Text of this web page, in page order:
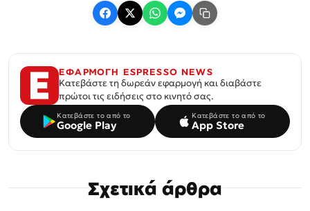
ΕΦΑΡΜΟΓΗ ESPRESSO NEWS
Κατεβάστε τη δωρεάν εφαρμογή και διαβάστε
πρώτοι τις ειδήσεις στο κινητό σας.
Κατεβάστε το από το
Google Play
Κατεβάστε το από το
App Store
Σχετικά άρθρα